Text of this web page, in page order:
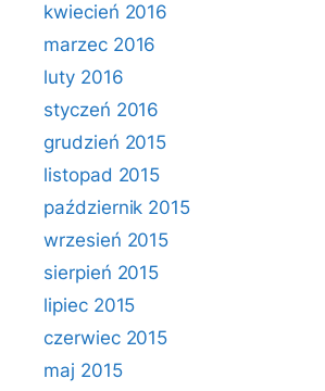
kwiecień 2016
marzec 2016
luty 2016
styczeń 2016
grudzień 2015
listopad 2015
październik 2015
wrzesień 2015
sierpień 2015
lipiec 2015
czerwiec 2015
maj 2015